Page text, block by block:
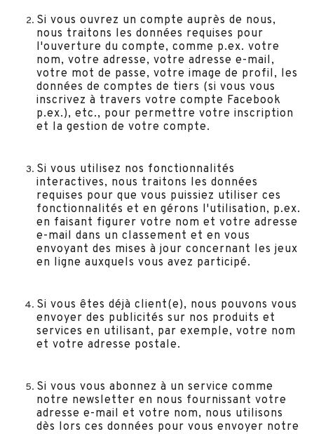
Si vous ouvrez un compte auprès de nous,
nous traitons les données requises pour
l'ouverture du compte, comme p.ex. votre
nom, votre adresse, votre adresse e-mail,
votre mot de passe, votre image de profil, les
données de comptes de tiers (si vous vous
inscrivez à travers votre compte Facebook
p.ex.), etc., pour permettre votre inscription
et la gestion de votre compte.
Si vous utilisez nos fonctionnalités
interactives, nous traitons les données
requises pour que vous puissiez utiliser ces
fonctionnalités et en gérons l'utilisation, p.ex.
en faisant figurer votre nom et votre adresse
e-mail dans un classement et en vous
envoyant des mises à jour concernant les jeux
en ligne auxquels vous avez participé.
Si vous êtes déjà client(e), nous pouvons vous
envoyer des publicités sur nos produits et
services en utilisant, par exemple, votre nom
et votre adresse postale.
Si vous vous abonnez à un service comme
notre newsletter en nous fournissant votre
adresse e-mail et votre nom, nous utilisons
dès lors ces données pour vous envoyer notre